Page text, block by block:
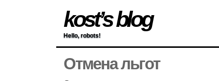
kost’s blog
Hello, robots!
Отмена льгот